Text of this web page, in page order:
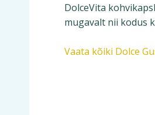
DolceVita
mugavalt nii kodus
Vaata kõiki Dolce